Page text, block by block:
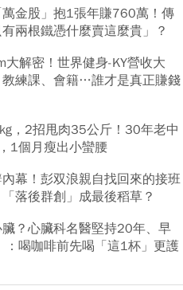
金股」抱1張年賺760萬！傳
兩根鐵憑什麼賣這麼貴」？
大解密！世界健身-KY營收大
練課、會籍…誰才是真正賺錢
，2招甩肉35公斤！30年老中
1個月瘦出小蠻腰
幕！彭双浪親自找回來的接班
落後群創」成最後稻草？
？心臟科名醫堅持20年、早
喝咖啡前先喝「這1杯」更護